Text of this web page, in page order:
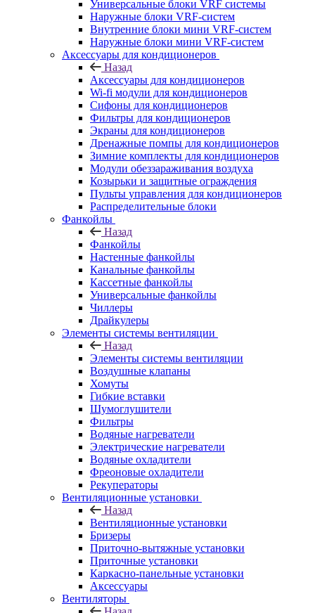
Универсальные блоки VRF системы
Наружные блоки VRF-систем
Внутренние блоки мини VRF-систем
Наружные блоки мини VRF-систем
Аксессуары для кондиционеров
Назад
Аксессуары для кондиционеров
Wi-fi модули для кондиционеров
Сифоны для кондиционеров
Фильтры для кондиционеров
Экраны для кондиционеров
Дренажные помпы для кондиционеров
Зимние комплекты для кондиционеров
Модули обеззараживания воздуха
Козырьки и защитные ограждения
Пульты управления для кондиционеров
Распределительные блоки
Фанкойлы
Назад
Фанкойлы
Настенные фанкойлы
Канальные фанкойлы
Кассетные фанкойлы
Универсальные фанкойлы
Чиллеры
Драйкулеры
Элементы системы вентиляции
Назад
Элементы системы вентиляции
Воздушные клапаны
Хомуты
Гибкие вставки
Шумоглушители
Фильтры
Водяные нагреватели
Электрические нагреватели
Водяные охладители
Фреоновые охладители
Рекуператоры
Вентиляционные установки
Назад
Вентиляционные установки
Бризеры
Приточно-вытяжные установки
Приточные установки
Каркасно-панельные установки
Аксессуары
Вентиляторы